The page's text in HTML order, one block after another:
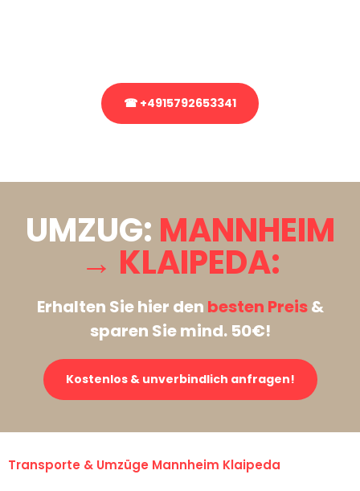
☎ +4915792653341
UMZUG: MANNHEIM
→ KLAIPEDA:
Erhalten Sie hier den besten Preis&
sparen Sie mind. 50€!
Kostenlos & unverbindlich anfragen!
Transporte & Umzüge Mannheim Klaipeda